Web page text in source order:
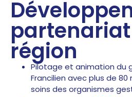
région
Pilotage et animation du
Francilien avec plus de
soins des organismes